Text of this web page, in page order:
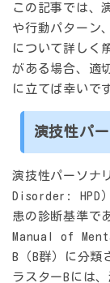
この記事では、
や行動パターン
について詳しく
がある場合、適
に立てば幸いで
演技性パ
演技性パーソ
Disorder: HPD
患の診断基準
Manual of
B（B群）に分類
ラスターBには